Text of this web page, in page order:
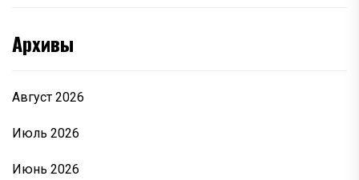
Архивы
Август 2026
Июль 2026
Июнь 2026